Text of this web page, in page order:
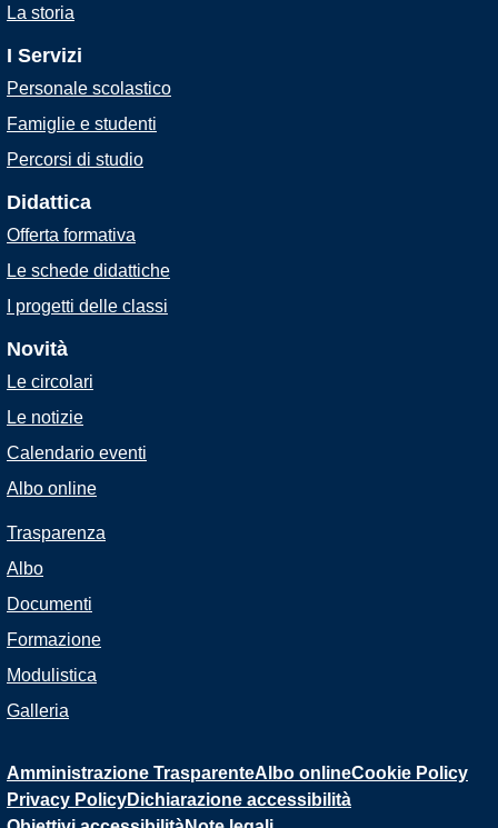
La storia
I Servizi
Personale scolastico
Famiglie e studenti
Percorsi di studio
Didattica
Offerta formativa
Le schede didattiche
I progetti delle classi
Novità
Le circolari
Le notizie
Calendario eventi
Albo online
Trasparenza
Albo
Documenti
Formazione
Modulistica
Galleria
Amministrazione TrasparenteAlbo onlineCookie Policy
Privacy PolicyDichiarazione accessibilità